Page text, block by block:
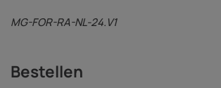
MG-FOR-RA-NL-24.V1
Bestellen